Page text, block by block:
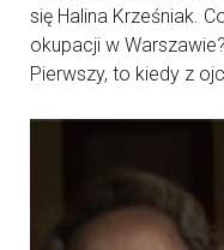
się Halina Krześniak.
okupacji w
Pierwszy, to kiedy z